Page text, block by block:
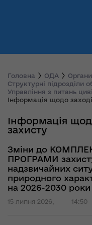
Головна ОДА
Структурні підрозділи
Управління з питань
Інформація щодо
Інформація
захисту
Зміни до
ПРОГРАМИ
надзвичайних
природного
на 2026-2030 роки
15 липня 2026, 14:50